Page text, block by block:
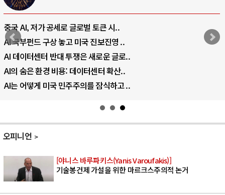
중국 AI, 저가 공세로 글로벌 토큰 시..
AI 국부펀드 구상 놓고 미국 진보진영 ..
AI 데이터센터 반대 투쟁은 새로운 글로..
AI의 숨은 환경 비용: 데이터센터 확산..
AI는 어떻게 미국 민주주의를 잠식하고 ..
오피니언
[야니스 바루파키스(Yanis Varoufakis)]
기술봉건제 가설을 위한 마르크스주의적 논거